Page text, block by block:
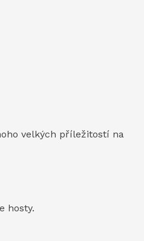
velkých příležitostí na
hosty.